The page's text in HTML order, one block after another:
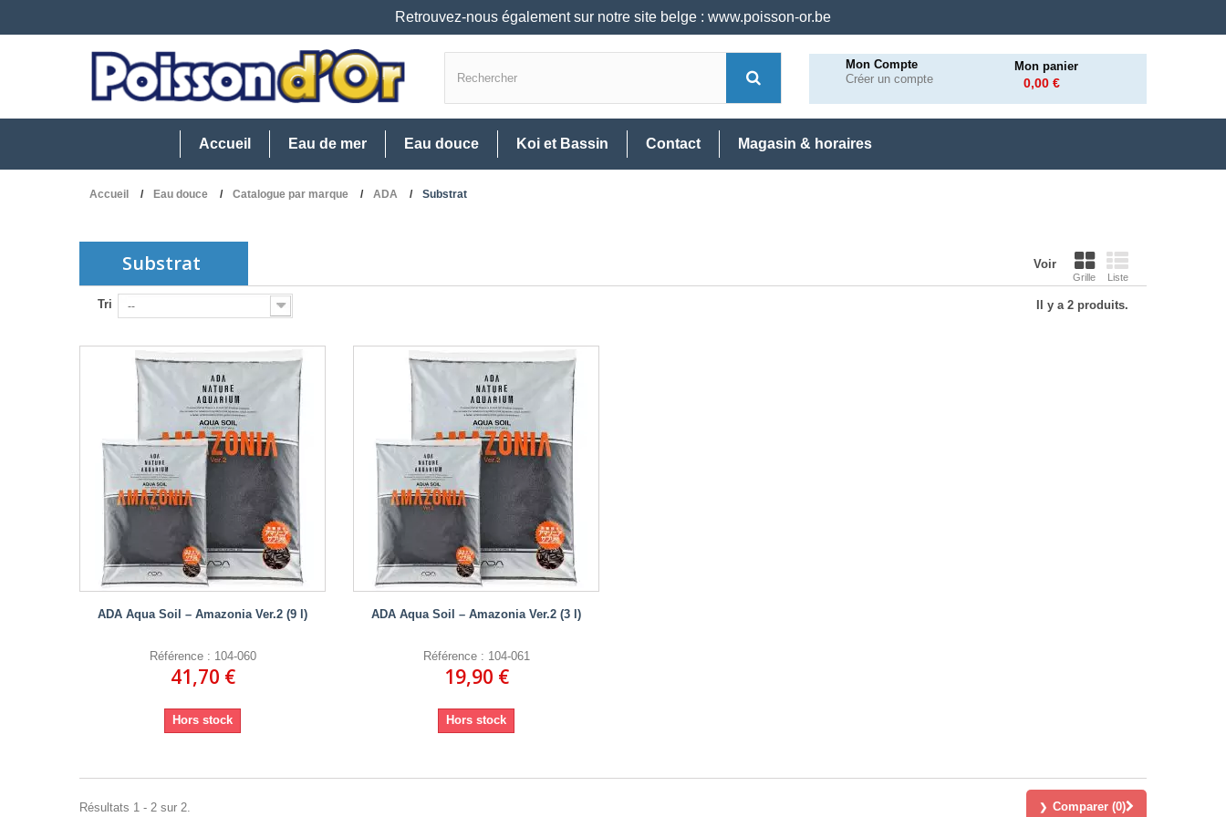
Retrouvez-nous également sur notre site belge : www.poisson-or.be
Mon Compte
Créer un compte
Mon panier
0,00 €
Accueil Eau de mer Eau douce Koi et Bassin Contact Magasin & horaires
Accueil Eau douce Catalogue par marque ADA Substrat
Substrat Voir
Grille Liste
Tri -- Il y a 2 produits.
ADA Aqua Soil – Amazonia Ver.2 (9 l)
Référence : 104-060
41,70 €
Hors stock
ADA Aqua Soil – Amazonia Ver.2 (3 l)
Référence : 104-061
19,90 €
Hors stock
Comparer (0)
Résultats 1 - 2 sur 2.